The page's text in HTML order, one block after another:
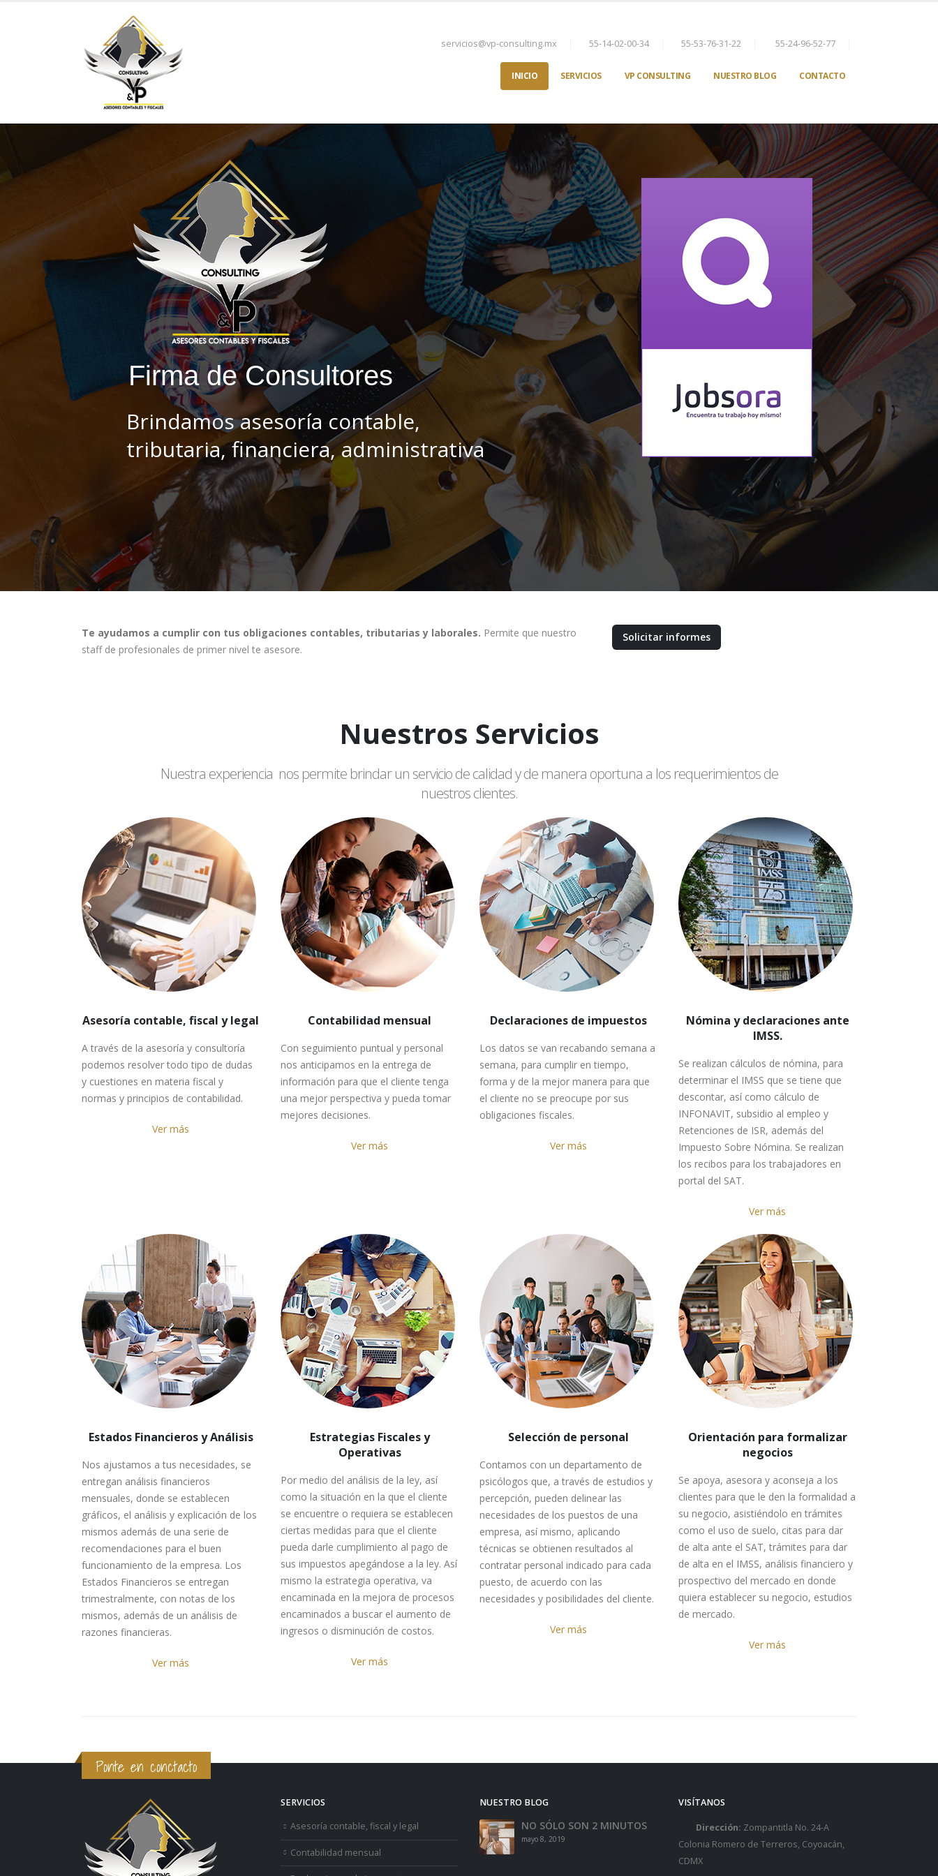
servicios@vp-consulting.mx 55-14-02-00-34 55-53-76-31-22 55-24-96-52-77
INICIO SERVICIOS VP CONSULTING NUESTRO BLOG CONTACTO
Firma de Consultores
Brindamos asesoría contable,
tributaria, financiera, administrativa
Te ayudamos a cumplir con tus obligaciones contables, tributarias y laborales. Permite que nuestro
staff de profesionales de primer nivel te asesore.
Solicitar informes
Nuestros Servicios
Nuestra experiencia nos permite brindar un servicio de calidad y de manera oportuna a los requerimientos de
nuestros clientes.
Asesoría contable, fiscal y legal
A través de la asesoría y consultoría
podemos resolver todo tipo de dudas
y cuestiones en materia fiscal y
normas y principios de contabilidad.
Ver más
Contabilidad mensual
Con seguimiento puntual y personal
nos anticipamos en la entrega de
información para que el cliente tenga
una mejor perspectiva y pueda tomar
mejores decisiones.
Ver más
Declaraciones de impuestos
Los datos se van recabando semana a
semana, para cumplir en tiempo,
forma y de la mejor manera para que
el cliente no se preocupe por sus
obligaciones fiscales.
Ver más
Nómina y declaraciones ante
IMSS.
Se realizan cálculos de nómina, para
determinar el IMSS que se tiene que
descontar, así como cálculo de
INFONAVIT, subsidio al empleo y
Retenciones de ISR, además del
Impuesto Sobre Nómina. Se realizan
los recibos para los trabajadores en
portal del SAT.
Ver más
Estados Financieros y Análisis
Nos ajustamos a tus necesidades, se
entregan análisis financieros
mensuales, donde se establecen
gráficos, el análisis y explicación de los
mismos además de una serie de
recomendaciones para el buen
funcionamiento de la empresa. Los
Estados Financieros se entregan
trimestralmente, con notas de los
mismos, además de un análisis de
razones financieras.
Ver más
Estrategias Fiscales y
Operativas
Por medio del análisis de la ley, así
como la situación en la que el cliente
se encuentre o requiera se establecen
ciertas medidas para que el cliente
pueda darle cumplimiento al pago de
sus impuestos apegándose a la ley. Así
mismo la estrategia operativa, va
encaminada en la mejora de procesos
encaminados a buscar el aumento de
ingresos o disminución de costos.
Ver más
Selección de personal
Contamos con un departamento de
psicólogos que, a través de estudios y
percepción, pueden delinear las
necesidades de los puestos de una
empresa, así mismo, aplicando
técnicas se obtienen resultados al
contratar personal indicado para cada
puesto, de acuerdo con las
necesidades y posibilidades del cliente.
Ver más
Orientación para formalizar
negocios
Se apoya, asesora y aconseja a los
clientes para que le den la formalidad a
su negocio, asistiéndolo en trámites
como el uso de suelo, citas para dar
de alta ante el SAT, trámites para dar
de alta en el IMSS, análisis financiero y
prospectivo del mercado en donde
quiera establecer su negocio, estudios
de mercado.
Ver más
Ponte en conctacto
SERVICIOS
Asesoría contable, fiscal y legal
Contabilidad mensual
NUESTRO BLOG
NO SÓLO SON 2 MINUTOS
mayo 8, 2019
VISÍTANOS
Dirección: Zompantitla No. 24-A
Colonia Romero de Terreros, Coyoacán,
CDMX